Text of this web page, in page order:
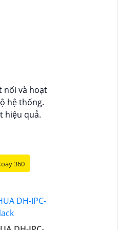
xuyên.
duy trì chất
nối và hoạt
hệ thống.
hiệu quả.
360